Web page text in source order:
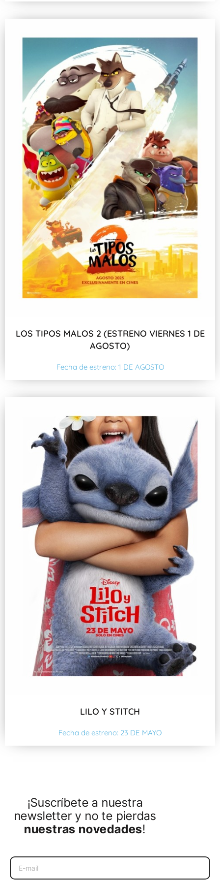
LOS TIPOS MALOS 2 (ESTRENO VIERNES 1 DE
AGOSTO)
Fecha de estreno: 1 DE AGOSTO
LILO Y STITCH
Fecha de estreno: 23 DE MAYO
¡Suscríbete a nuestra
newsletter y no te pierdas
nuestras novedades!
Email